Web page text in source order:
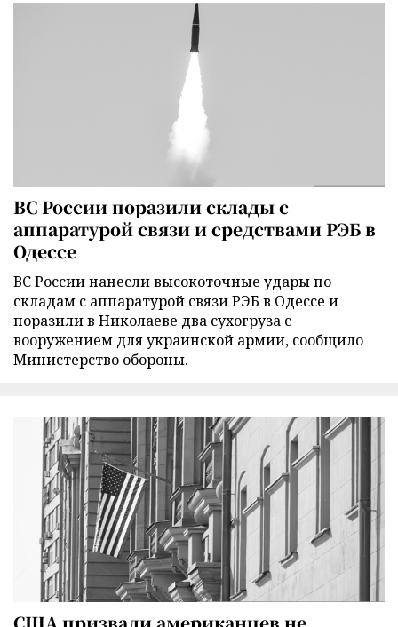
ВС России поразили склады с
аппаратурой связи и средствами РЭБ в
Одессе
ВС России нанесли высокоточные удары по
складам с аппаратурой связи РЭБ в Одессе и
поразили в Николаеве два сухогруза с
вооружением для украинской армии, сообщило
Министерство обороны.
США призвали американцев не